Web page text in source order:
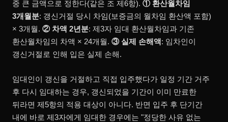
중 큰 금액으로 정한다(같은 조 제6항). ① 환산월차임
3개월분: 갱신거절 당시 차임(보증금의 월차임 환산액 포함)
× 3개월. ② 차액 2년분: 제3자 임대 환산월차임과 기존
환산월차임의 차액 × 24개월. ③ 실제 손해액: 임차인이
갱신거절로 인해 입은 실제 손해.
임대인이 갱신을 거절하고 직접 입주했다가 일정 기간 거주
후 다시 임대하는 경우, 갱신되었을 기간이 이미 만료한
뒤라면 제5항의 적용 대상이 아니다. 반면 입주 후 단기간
내에 바로 제3자에게 임대한 경우에는 "정당한 사유 없는